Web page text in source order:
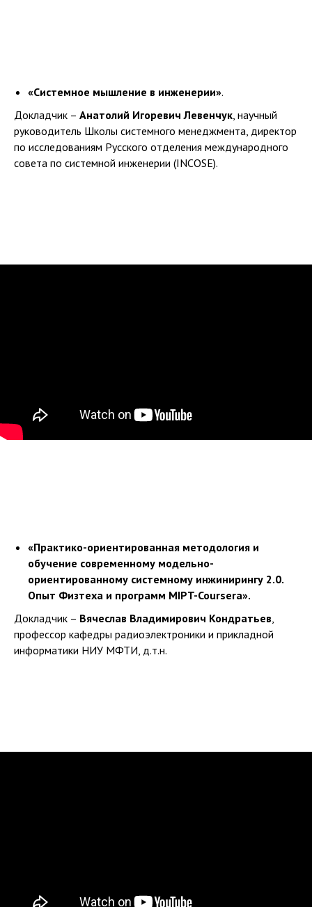
«Системное мышление в инженерии».
Докладчик – Анатолий Игоревич Левенчук, научный
руководитель Школы системного менеджмента, директор
по исследованиям Русского отделения международного
совета по системной инженерии (INCOSE).
«Практико-ориентированная методология и
обучение современному модельно-
ориентированному системному инжинирингу 2.0.
Опыт Физтеха и программ MIPT-Coursera».
Докладчик – Вячеслав Владимирович Кондратьев,
профессор кафедры радиоэлектроники и прикладной
информатики НИУ МФТИ, д.т.н.